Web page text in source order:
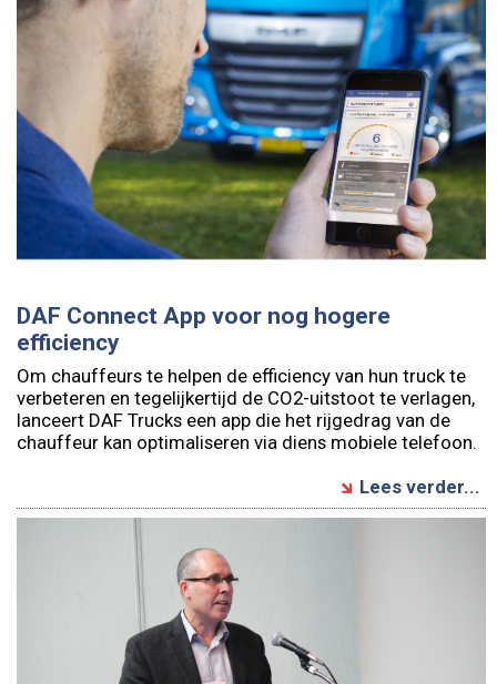
DAF Connect App voor nog hogere
efficiency
Om chauffeurs te helpen de efficiency van hun truck te
verbeteren en tegelijkertijd de CO2-uitstoot te verlagen,
lanceert DAF Trucks een app die het rijgedrag van de
chauffeur kan optimaliseren via diens mobiele telefoon.
Lees verder...